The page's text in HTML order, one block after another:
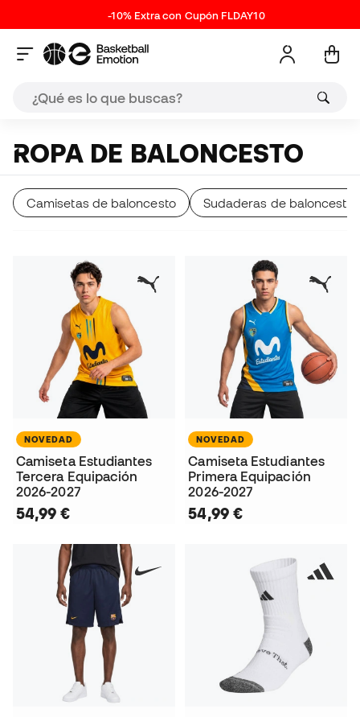
-10% Extra con Cupón FLDAY10
ROPA DE BALONCESTO
Camisetas de baloncesto Sudaderas de baloncesto
NOVEDAD
Camiseta Estudiantes
Tercera Equipación
2026-2027
54,99 €
NOVEDAD
Camiseta Estudiantes
Primera Equipación
2026-2027
54,99 €